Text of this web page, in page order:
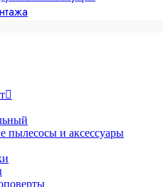
пылесосы и аксессуары